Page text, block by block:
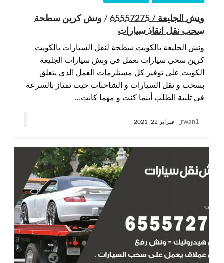
ونش الجليعة / 65557275 / ونش كرين سطحة
سحب نقل انقاذ سيارات
ونش الجليعة بالكويت سطحة لنقل السيارات بالكويت
كرين سحي سيارات نعمل في ونش سيارات الجليعة
الكويت على توفير كل مستلزمات العمل الذي يتعلق
بسحب و نقل السيارات و الشاحنات حيث نمتاز بالسرعة
في تلبية الطلب أينما كنت و مهما كانت…
rwan1 فبراير 22, 2021